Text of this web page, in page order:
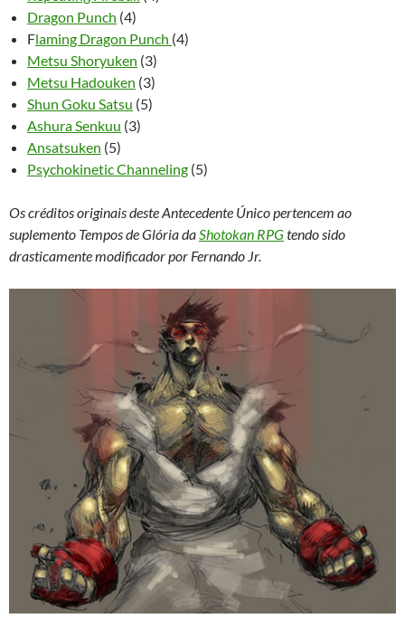
Dragon Punch (4)
Flaming Dragon Punch (4)
Metsu Shoryuken (3)
Metsu Hadouken (3)
Shun Goku Satsu (5)
Ashura Senkuu (3)
Ansatsuken (5)
Psychokinetic Channeling (5)
Os créditos originais deste Antecedente Único pertencem ao
suplemento Tempos de Glória da Shotokan RPGtendo sido
drasticamente modificador por Fernando Jr.